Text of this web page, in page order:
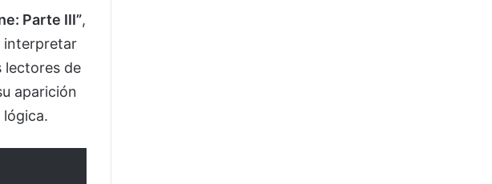
Parte III”,
interpretar
lectores de
aparición